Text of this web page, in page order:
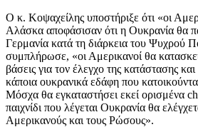
Ο κ. Κοψαχείλης υποστήριξε ότι «οι
Αλάσκα αποφάσισαν ότι η Ουκρανία θα
Γερμανία κατά τη διάρκεια του Ψυχρού
συμπλήρωσε, «οι Αμερικανοί θα
βάσεις για τον έλεγχο της κατάστασης
κάποια ουκρανικά εδάφη που
Μόσχα θα εγκαταστήσει εκεί ορισμένα
παιχνίδι που λέγεται Ουκρανία θα
Αμερικανούς και τους Ρώσους».